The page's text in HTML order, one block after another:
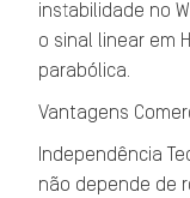
instabilidade no
o sinal linear em
parabólica.
Vantagens
Independência
não depende de